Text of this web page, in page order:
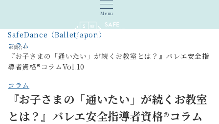
Menu
お問合せ
SafeDance（BalletJapon）
コラム
『お子さまの「通いたい」が続くお教室とは？』バレエ安全指
導者資格®︎コラムVol.10
コラム
『お子さまの「通いたい」が続くお教室
とは？』バレエ安全指導者資格®︎コラム